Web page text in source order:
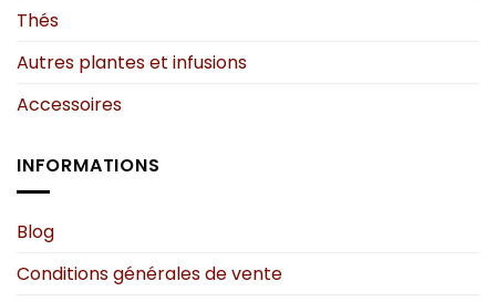
Thés
Autres plantes et infusions
Accessoires
INFORMATIONS
Blog
Conditions générales de vente